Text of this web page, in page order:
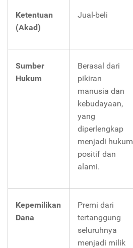
Ketentuan
(Akad)
Jual-beli
Sumber
Hukum
Berasal dari
pikiran
manusia dan
kebudayaan,
yang
diperlengkap
menjadi hukum
positif dan
alami.
Kepemilikan
Dana
Premi dari
tertanggung
seluruhnya
menjadi milik